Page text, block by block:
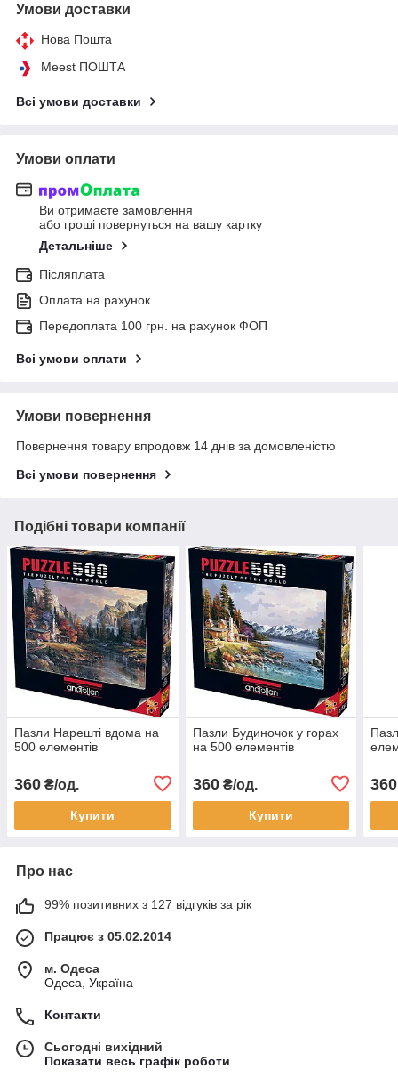
Умови доставки
Нова Пошта
Meest ПОШТА
Всі умови доставки
Умови оплати
Ви отримаєте замовлення
або гроші повернуться на вашу картку
Детальніше
Післяплата
Оплата на рахунок
Передоплата 100 грн. на рахунок ФОП
Всі умови оплати
Умови повернення
Повернення товару впродовж 14 днів за домовленістю
Всі умови повернення
Подібні товари компанії
Пазли Нарешті вдома на
500 елементів
360 ₴/од.
Купити
Пазли Будиночок у горах
на 500 елементів
360₴/од.
Купити
360
Про нас
99% позитивних з 127 відгуків за рік
Працює з 05.02.2014
м. Одеса
Одеса, Україна
Контакти
Сьогодні вихідний
Показати весь графік роботи